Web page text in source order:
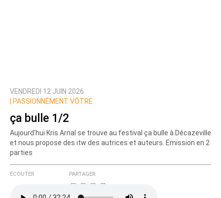
VENDREDI 12 JUIN 2026
PASSIONNÉMENT VÔTRE
ça bulle 1/2
Aujourd'hui Kris Arnal se trouve au festival ça bulle à Décazeville
et nous propose des itw des autrices et auteurs. Emission en 2
parties
ÉCOUTER PARTAGER